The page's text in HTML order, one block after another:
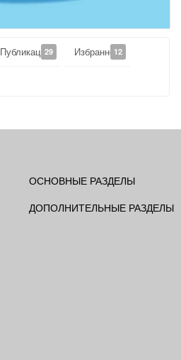
Публикации29 Избранное12
ОСНОВНЫЕ РАЗДЕЛЫ
ДОПОЛНИТЕЛЬНЫЕ РАЗДЕЛЫ